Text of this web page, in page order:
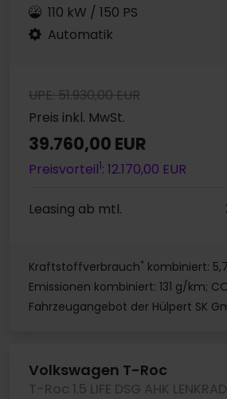
110 kW / 150 PS
Automatik
UPE: 51.930,00 EUR
Preis inkl. MwSt.
39.760,00 EUR
Preisvorteil1: 12.170,00 EUR
Leasing ab mtl.
Kraftstoffverbrauch* kombiniert:
Emissionen kombiniert: 131 g/km;
Fahrzeugangebot der Hülpert SK
Volkswagen T-Roc